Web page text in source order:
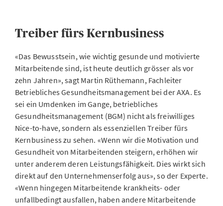
Treiber fürs Kernbusiness
«Das Bewusstsein, wie wichtig gesunde und motivierte
Mitarbeitende sind, ist heute deutlich grösser als vor
zehn Jahren», sagt Martin Rüthemann, Fachleiter
Betriebliches Gesundheitsmanagement bei der AXA. Es
sei ein Umdenken im Gange, betriebliches
Gesundheitsmanagement (BGM) nicht als freiwilliges
Nice-to-have, sondern als essenziellen Treiber fürs
Kernbusiness zu sehen. «Wenn wir die Motivation und
Gesundheit von Mitarbeitenden steigern, erhöhen wir
unter anderem deren Leistungsfähigkeit. Dies wirkt sich
direkt auf den Unternehmenserfolg aus», so der Experte.
«Wenn hingegen Mitarbeitende krankheits- oder
unfallbedingt ausfallen, haben andere Mitarbeitende